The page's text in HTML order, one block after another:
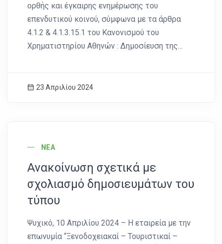
ορθής και έγκαιρης ενημέρωσης του
επενδυτικού κοινού, σύμφωνα με τα άρθρα
4.1.2 & 4.1.3.15.1 του Κανονισμού του
Χρηματιστηρίου Αθηνών : Δημοσίευση της…
23 Απριλίου 2024
ΝΈΑ
Ανακοίνωση σχετικά με
σχολιασμό δημοσιευμάτων του
τύπου
Ψυχικό, 10 Απριλίου 2024 – Η εταιρεία με την
επωνυμία “Ξενοδοχειακαί – Τουριστικαί –